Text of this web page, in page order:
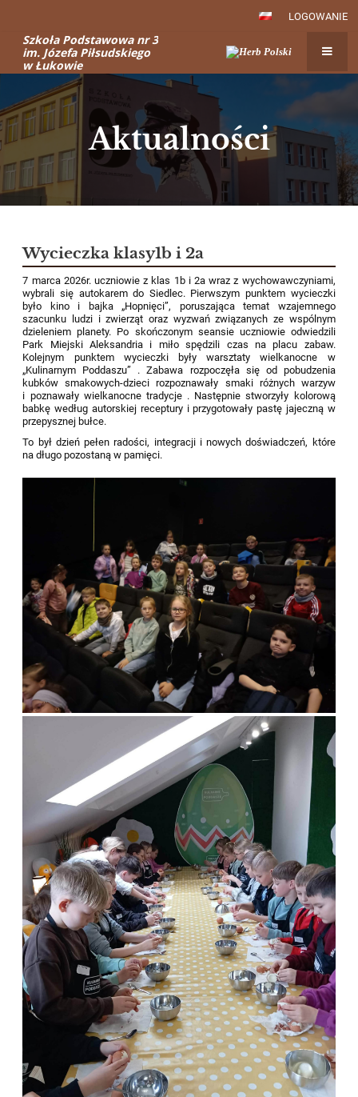
LOGOWANIE
Szkoła Podstawowa nr 3
im. Józefa Piłsudskiego
w Łukowie
Aktualności
Wycieczka klasy1b i 2a
7 marca 2026r. uczniowie z klas 1b i 2a wraz z wychowawczyniami,
wybrali się autokarem do Siedlec. Pierwszym punktem wycieczki
było kino i bajka „Hopnięci”, poruszająca temat wzajemnego
szacunku ludzi i zwierząt oraz wyzwań związanych ze wspólnym
dzieleniem planety. Po skończonym seansie uczniowie odwiedzili
Park Miejski Aleksandria i miło spędzili czas na placu zabaw.
Kolejnym punktem wycieczki były warsztaty wielkanocne w
„Kulinarnym Poddaszu” . Zabawa rozpoczęła się od pobudzenia
kubków smakowych-dzieci rozpoznawały smaki różnych warzyw
i poznawały wielkanocne tradycje . Następnie stworzyły kolorową
babkę według autorskiej receptury i przygotowały pastę jajeczną w
przepysznej bułce.
To był dzień pełen radości, integracji i nowych doświadczeń, które
na długo pozostaną w pamięci.